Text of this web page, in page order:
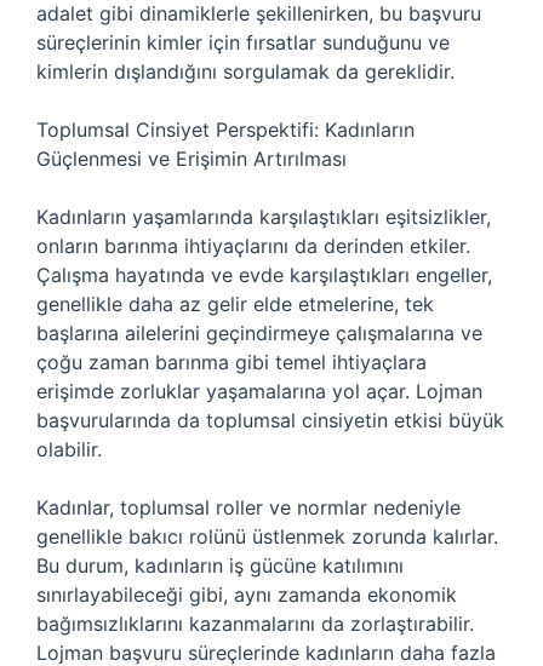
adalet gibi dinamiklerle şekillenirken, bu başvuru
süreçlerinin kimler için fırsatlar sunduğunu ve
kimlerin dışlandığını sorgulamak da gereklidir.
Toplumsal Cinsiyet Perspektifi: Kadınların
Güçlenmesi ve Erişimin Artırılması
Kadınların yaşamlarında karşılaştıkları eşitsizlikler,
onların barınma ihtiyaçlarını da derinden etkiler.
Çalışma hayatında ve evde karşılaştıkları engeller,
genellikle daha az gelir elde etmelerine, tek
başlarına ailelerini geçindirmeye çalışmalarına ve
çoğu zaman barınma gibi temel ihtiyaçlara
erişimde zorluklar yaşamalarına yol açar. Lojman
başvurularında da toplumsal cinsiyetin etkisi büyük
olabilir.
Kadınlar, toplumsal roller ve normlar nedeniyle
genellikle bakıcı rolünü üstlenmek zorunda kalırlar.
Bu durum, kadınların iş gücüne katılımını
sınırlayabileceği gibi, aynı zamanda ekonomik
bağımsızlıklarını kazanmalarını da zorlaştırabilir.
Lojman başvuru süreçlerinde kadınların daha fazla